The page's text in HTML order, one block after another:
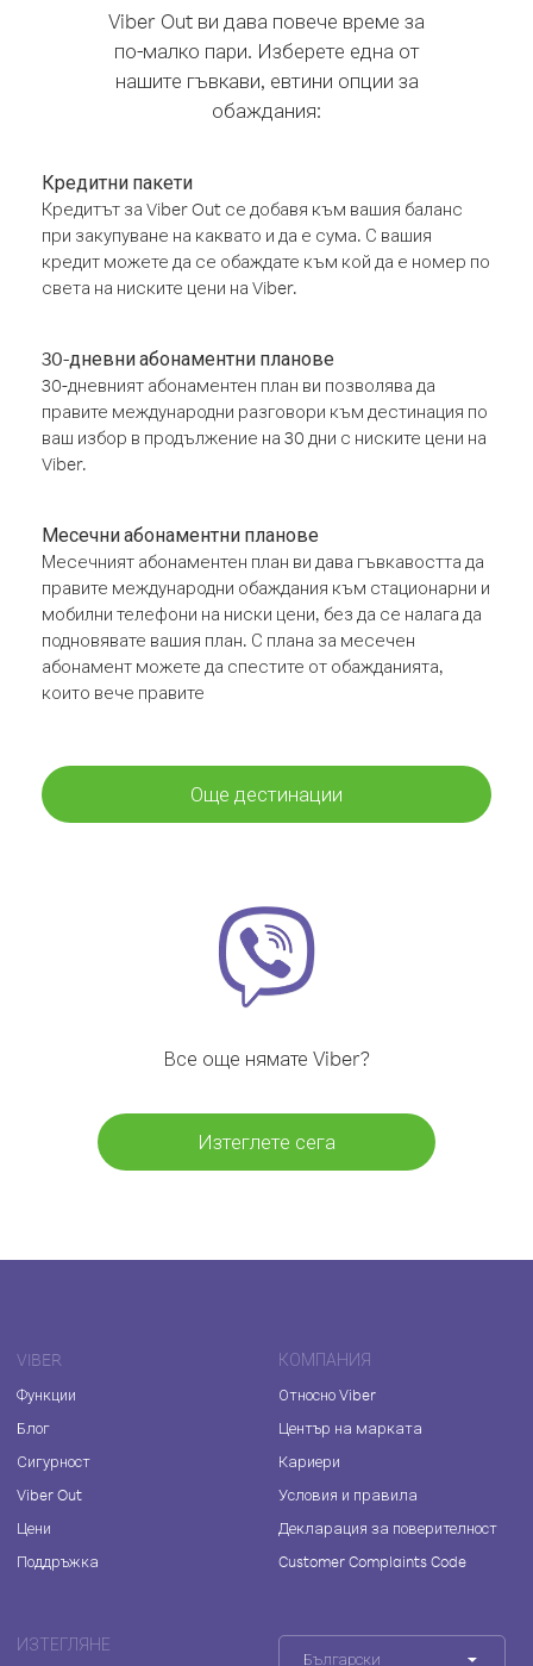
Viber Out ви дава повече време за
по-малко пари. Изберете една от
нашите гъвкави, евтини опции за
обаждания:
Кредитни пакети
Кредитът за Viber Out се добавя към вашия баланс
при закупуване на каквато и да е сума. С вашия
кредит можете да се обаждате към кой да е номер по
света на ниските цени на Viber.
30-дневни абонаментни планове
30-дневният абонаментен план ви позволява да
правите международни разговори към дестинация по
ваш избор в продължение на 30 дни с ниските цени на
Viber.
Месечни абонаментни планове
Месечният абонаментен план ви дава гъвкавостта да
правите международни обаждания към стационарни и
мобилни телефони на ниски цени, без да се налага да
подновявате вашия план. С плана за месечен
абонамент можете да спестите от обажданията,
които вече правите
Още дестинации
Все още нямате Viber?
Изтеглете сега
VIBER
Функции
Блог
Сигурност
Viber Out
Цени
Поддръжка
КОМПАНИЯ
Относно Viber
Център на марката
Кариери
Условия и правила
Декларация за поверителност
Customer Complaints Code
ИЗТЕГЛЯНЕ
Български